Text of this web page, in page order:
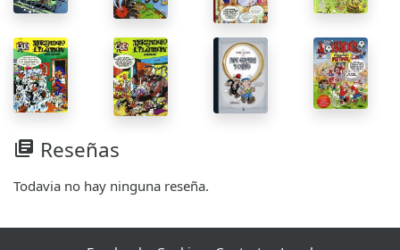
library_books Reseñas
Todavia no hay ninguna reseña.